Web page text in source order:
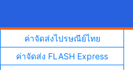
ค่าจัดส่งไปรษณีย์ไทย
ค่าจัดส่ง FLASH Express